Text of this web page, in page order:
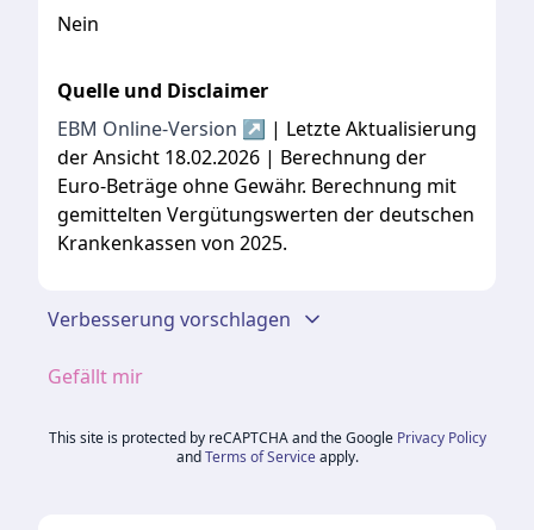
Nein
Quelle und Disclaimer
EBM Online-Version ↗ | Letzte Aktualisierung
der Ansicht 18.02.2026 | Berechnung der
Euro-Beträge ohne Gewähr. Berechnung mit
gemittelten Vergütungswerten der deutschen
Krankenkassen von 2025.
Verbesserung vorschlagen
Gefällt mir
This site is protected by reCAPTCHA and the Google Privacy Policy
and Terms of Service apply.